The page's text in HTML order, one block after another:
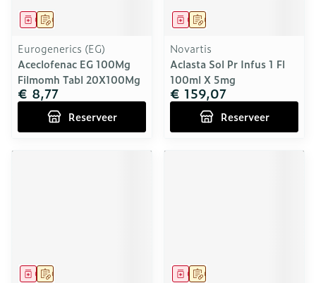
Op voorschrift
Geneesmiddel
Eurogenerics (EG)
Aceclofenac EG 100Mg
Filmomh Tabl 20X100Mg
€ 8,77
Reserveer
Op voorschrift
Geneesmiddel
Novartis
Aclasta Sol Pr Infus 1 Fl
100ml X 5mg
€ 159,07
Reserveer
Op voorschrift
Geneesmiddel Op voorschrift
Geneesmiddel